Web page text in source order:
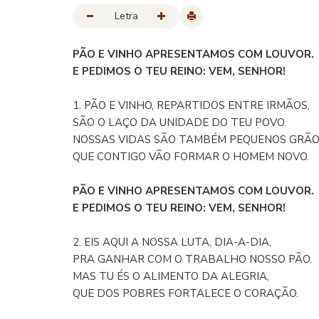
Letra
PÃO E VINHO APRESENTAMOS COM LOUVOR.
E PEDIMOS O TEU REINO: VEM, SENHOR!
1. PÃO E VINHO, REPARTIDOS ENTRE IRMÃOS,
SÃO O LAÇO DA UNIDADE DO TEU POVO.
NOSSAS VIDAS SÃO TAMBÉM PEQUENOS
QUE CONTIGO VÃO FORMAR O HOMEM NOVO.
PÃO E VINHO APRESENTAMOS COM LOUVOR.
E PEDIMOS O TEU REINO: VEM, SENHOR!
2. EIS AQUI A NOSSA LUTA, DIA-A-DIA,
PRA GANHAR COM O TRABALHO NOSSO PÃO.
MAS TU ÉS O ALIMENTO DA ALEGRIA,
QUE DOS POBRES FORTALECE O CORAÇÃO.